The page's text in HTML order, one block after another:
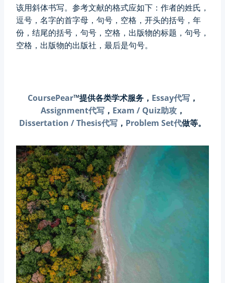
该用斜体书写。参考文献的格式应如下：作者的姓氏，
逗号，名字的首字母，句号，空格，开头的括号，年
份，结尾的括号，句号，空格，出版物的标题，句号，
空格，出版物的出版社，最后是句号。
CoursePear™提供各类学术服务， Essay代写，
Assignment代写， Exam / Quiz助攻，
Dissertation / Thesis代写 ， Problem Set代做等。